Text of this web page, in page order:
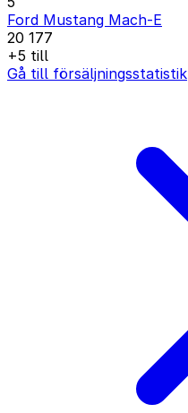
Ford Mustang Mach-E
20 177
+5 till
Gå till försäljningsstatistik